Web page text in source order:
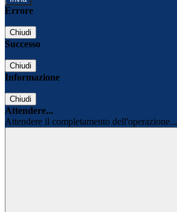
Errore
Chiudi
Successo
Chiudi
Informazione
Chiudi
Attendere...
Attendere il completamento dell'operazione...